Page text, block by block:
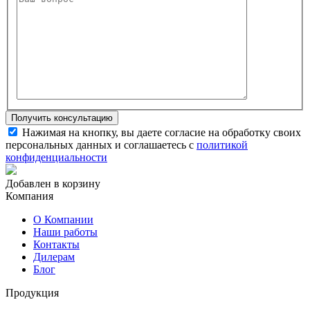
Нажимая на кнопку, вы даете согласие на обработку своих
персональных данных и соглашаетесь с политикой
конфиденциальности
Добавлен в корзину
Компания
О Компании
Наши работы
Контакты
Дилерам
Блог
Продукция